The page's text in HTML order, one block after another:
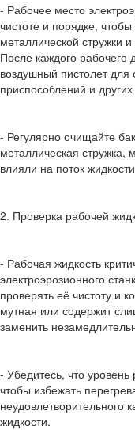
- Рабочее место
чистоте и порядке,
металлической стружки
После каждого рабочего
воздушный пистолет для
приспособлений и
- Регулярно очищайте
металлическая стружка,
влияли на поток
2. Проверка рабочей
- Рабочая жидкость
электроэрозионного
проверять её чистоту и
мутная или содержит
заменить
- Убедитесь, что уровень
чтобы избежать
неудовлетворительного
жидкости.